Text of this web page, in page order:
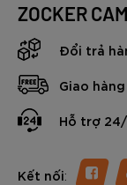
ZOCKER
Đổi trả
Giao
Hỗ trợ
Kết nối: